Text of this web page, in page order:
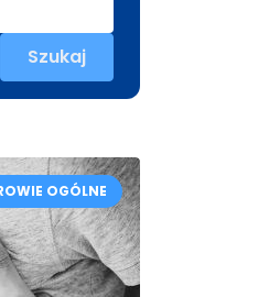
Szukaj
OGÓLNE